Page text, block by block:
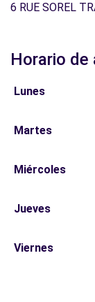
6 RUE SOREL
Horario de
Lunes
Martes
Miércoles
Jueves
Viernes